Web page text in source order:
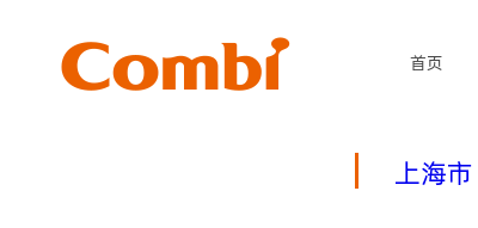
首页
上海市